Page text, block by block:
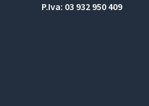
P.Iva: 03 932 950 409